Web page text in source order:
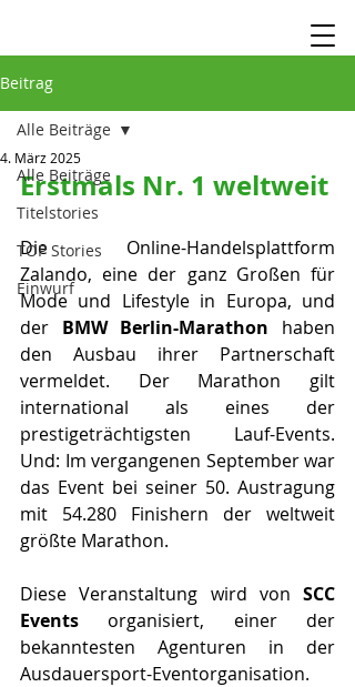
Beitrag
Alle Beiträge
Titelstories
TOP Stories
Einwurf
Alle Beiträge
4. März 2025
Erstmals Nr. 1 weltweit
Die Online-Handelsplattform
Zalando, eine der ganz Großen für
Mode und Lifestyle in Europa, und
der BMW Berlin-Marathon haben
den Ausbau ihrer Partnerschaft
vermeldet. Der Marathon gilt
international als eines der
prestigeträchtigsten Lauf-Events.
Und: Im vergangenen September war
das Event bei seiner 50. Austragung
mit 54.280 Finishern der weltweit
größte Marathon.
Diese Veranstaltung wird von SCC
Events organisiert, einer der
bekanntesten Agenturen in der